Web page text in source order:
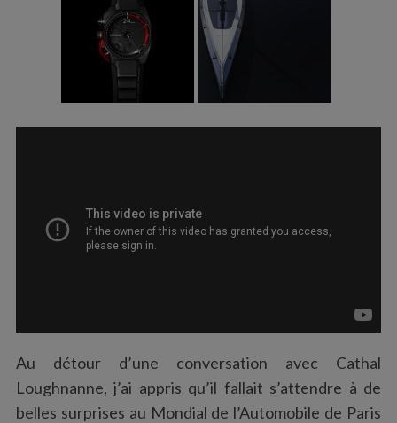
Au détour d’une conversation avec Cathal
Loughnanne, j’ai appris qu’il fallait s’attendre à de
belles surprises au Mondial de l’Automobile de Paris